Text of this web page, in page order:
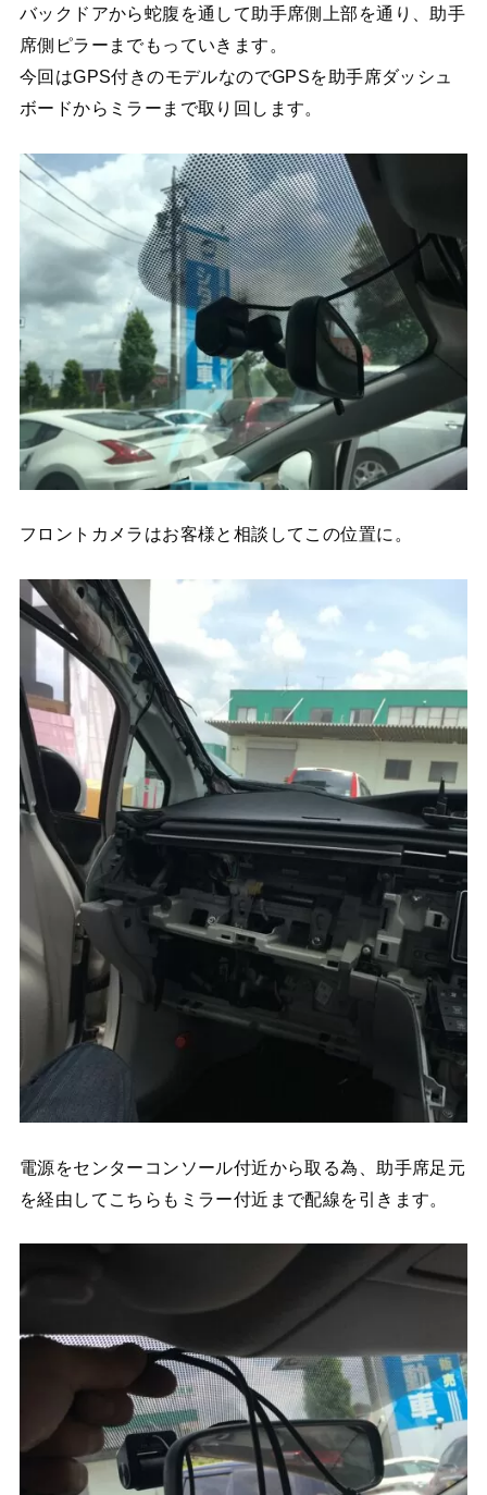
バックドアから蛇腹を通して助手席側上部を通り、助手
席側ピラーまでもっていきます。
今回はGPS付きのモデルなのでGPSを助手席ダッシュ
ボードからミラーまで取り回します。
フロントカメラはお客様と相談してこの位置に。
電源をセンターコンソール付近から取る為、助手席足元
を経由してこちらもミラー付近まで配線を引きます。